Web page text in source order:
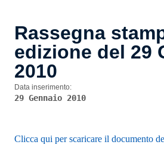
Rassegna
edizione del 29
2010
Data inserimento:
29 Gennaio 2010
Clicca qui per scaricare il documento